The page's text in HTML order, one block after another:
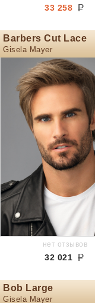
33 258
Barbers Cut Lace
Gisela Mayer
нет отзывов
32 021
Bob Large
Gisela Mayer